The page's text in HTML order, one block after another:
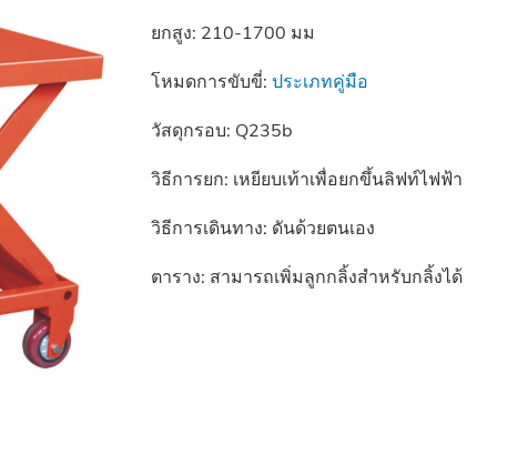
ยกสูง: 210-1700 มม
โหมดการขับขี่: ประเภทคู่มือ
วัสดุกรอบ: Q235b
วิธีการยก: เหยียบเท้าเพื่อยกขึ้นลิฟท์ไฟฟ้า
วิธีการเดินทาง: ดันด้วยตนเอง
ตาราง: สามารถเพิ่มลูกกลิ้งสำหรับกลิ้งได้